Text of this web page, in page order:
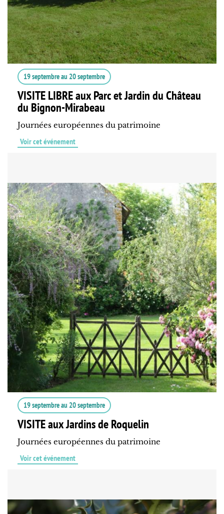
19 septembreau 20 septembre
VISITE LIBRE aux Parc et Jardin du Château
du Bignon-Mirabeau
Journées européennes du patrimoine
Voir cet événement
19 septembreau 20 septembre
VISITE aux Jardins de Roquelin
Journées européennes du patrimoine
Voir cet événement